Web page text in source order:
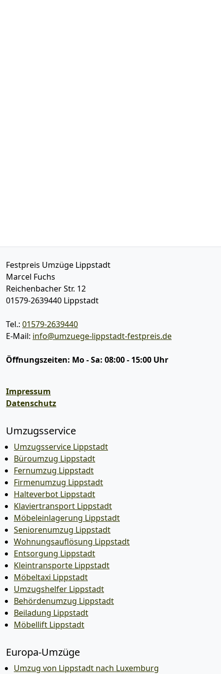
Festpreis Umzüge Lippstadt
Marcel Fuchs
Reichenbacher Str. 12
01579-2639440 Lippstadt
Tel.: 01579-2639440
E-Mail: info@umzuege-lippstadt-festpreis.de
Öffnungszeiten: Mo - Sa: 08:00 - 15:00 Uhr
Impressum
Datenschutz
Umzugsservice
Umzugsservice Lippstadt
Büroumzug Lippstadt
Fernumzug Lippstadt
Firmenumzug Lippstadt
Halteverbot Lippstadt
Klaviertransport Lippstadt
Möbeleinlagerung Lippstadt
Seniorenumzug Lippstadt
Wohnungsauflösung Lippstadt
Entsorgung Lippstadt
Kleintransporte Lippstadt
Möbeltaxi Lippstadt
Umzugshelfer Lippstadt
Behördenumzug Lippstadt
Beiladung Lippstadt
Möbellift Lippstadt
Europa-Umzüge
Umzug von Lippstadt nach Luxemburg